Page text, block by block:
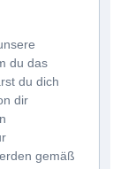
du das
du dich
dir
gemäß